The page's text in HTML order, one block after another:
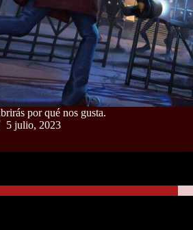
por qué nos gusta.
5 julio, 2023